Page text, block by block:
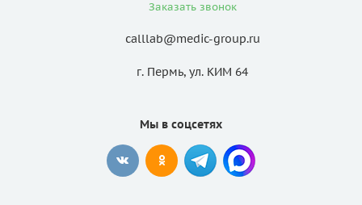
Заказать звонок
calllab@medic-group.ru
г. Пермь, ул. КИМ 64
Мы в соцсетях